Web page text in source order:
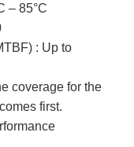
– 85°C
: Up to
coverage for the
first.